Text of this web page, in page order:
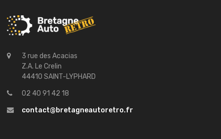
3 rue des Acacias
Z.A. Le Crelin
44410 SAINT-LYPHARD
02 40 91 42 18
contact@bretagneautoretro.fr